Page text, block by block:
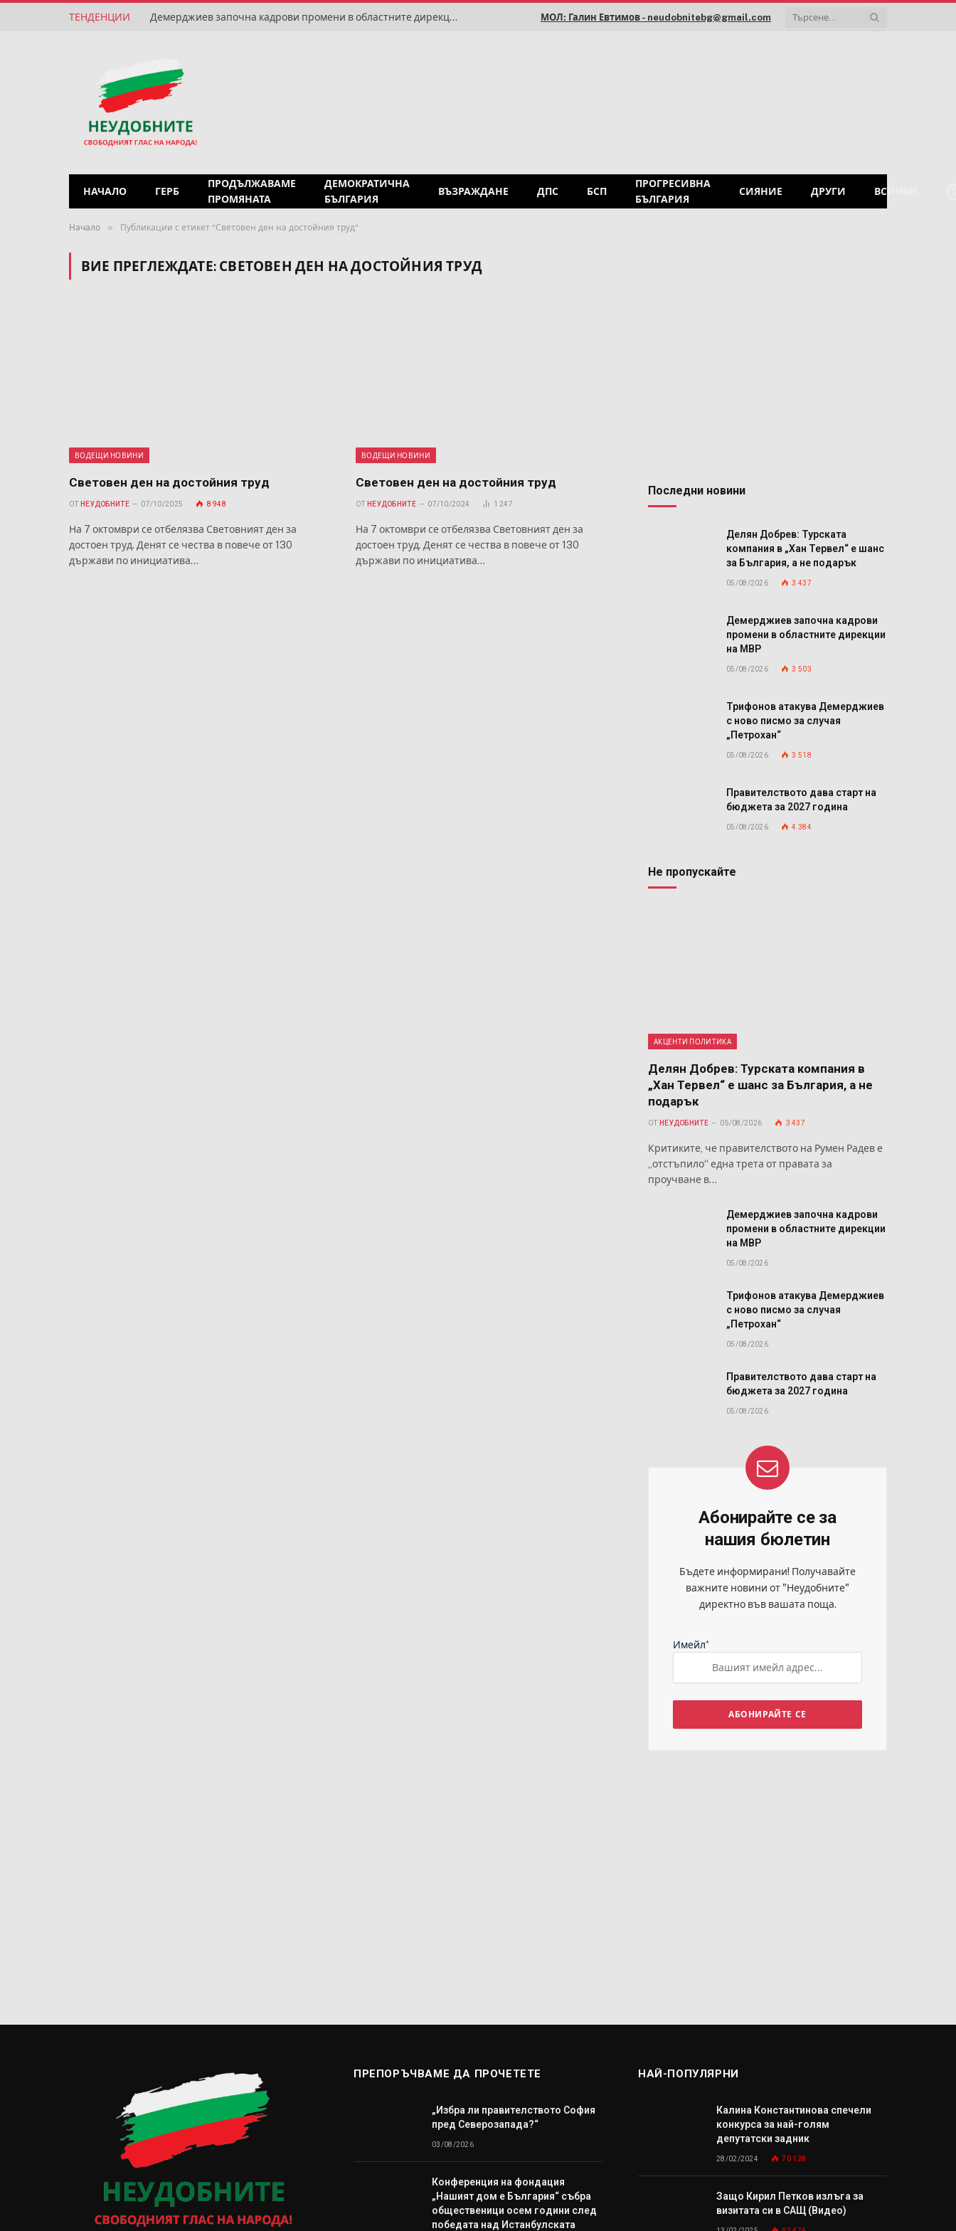
ТЕНДЕНЦИИ Демерджиев започна кадрови промени в областните дирекции на МВР МОЛ: Галин Евтимов - neudobnitebg@gmail.com
НАЧАЛО ГЕРБ
ПРОДЪЛЖАВАМЕ
ПРОМЯНАТА
ДЕМОКРАТИЧНА
БЪЛГАРИЯ
ВЪЗРАЖДАНЕ ДПС БСП
ПРОГРЕСИВНА
БЪЛГАРИЯ
СИЯНИЕ ДРУГИ ВСИЧКИ
Начало » Публикации с етикет "Световен ден на достойния труд"
ВИЕ ПРЕГЛЕЖДАТЕ: СВЕТОВЕН ДЕН НА ДОСТОЙНИЯ ТРУД
ВОДЕЩИ НОВИНИ
Световен ден на достойния труд
ОТ НЕУДОБНИТЕ 07/10/2025 8 948
На 7 октомври се отбелязва Световният ден за
достоен труд. Денят се чества в повече от 130
държави по инициатива…
ВОДЕЩИ НОВИНИ
Световен ден на достойния труд
ОТ НЕУДОБНИТЕ 07/10/2024 1 247
На 7 октомври се отбелязва Световният ден за
достоен труд. Денят се чества в повече от 130
държави по инициатива…
Последни новини
Делян Добрев: Турската
компания в „Хан Тервел“ е шанс
за България, а не подарък
05/08/2026 3 437
Демерджиев започна кадрови
промени в областните дирекции
на МВР
05/08/2026 3 503
Трифонов атакува Демерджиев
с ново писмо за случая
„Петрохан“
05/08/2026 3 518
Правителството дава старт на
бюджета за 2027 година
05/08/2026 4 384
Не пропускайте
АКЦЕНТИ ПОЛИТИКА
Делян Добрев: Турската компания в
„Хан Тервел“ е шанс за България, а не
подарък
ОТ НЕУДОБНИТЕ 05/08/2026 3 437
Критиките, че правителството на Румен Радев е
„отстъпило“ една трета от правата за
проучване в…
Демерджиев започна кадрови
промени в областните дирекции
на МВР
05/08/2026
Трифонов атакува Демерджиев
с ново писмо за случая
„Петрохан“
05/08/2026
Правителството дава старт на
бюджета за 2027 година
05/08/2026
Абонирайте се за
нашия бюлетин
Бъдете информирани! Получавайте
важните новини от "Неудобните"
директно във вашата поща.
Имейл*
ПРЕПОРЪЧВАМЕ ДА ПРОЧЕТЕТЕ
„Избра ли правителството София
пред Северозапада?“
03/08/2026
Конференция на фондация
„Нашият дом е България“ събра
общественици осем години след
победата над Истанбулската
НАЙ-ПОПУЛЯРНИ
Калина Константинова спечели
конкурса за най-голям
депутатски задник
28/02/2024 70 128
Защо Кирил Петков излъга за
визитата си в САЩ (Видео)